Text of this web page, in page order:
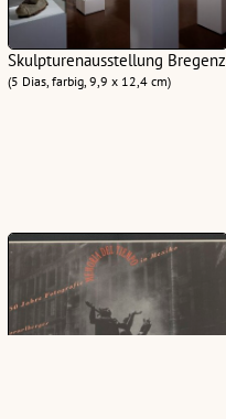
Skulpturenausstellung Bregenz
(5 Dias, farbig, 9,9 x 12,4 cm)